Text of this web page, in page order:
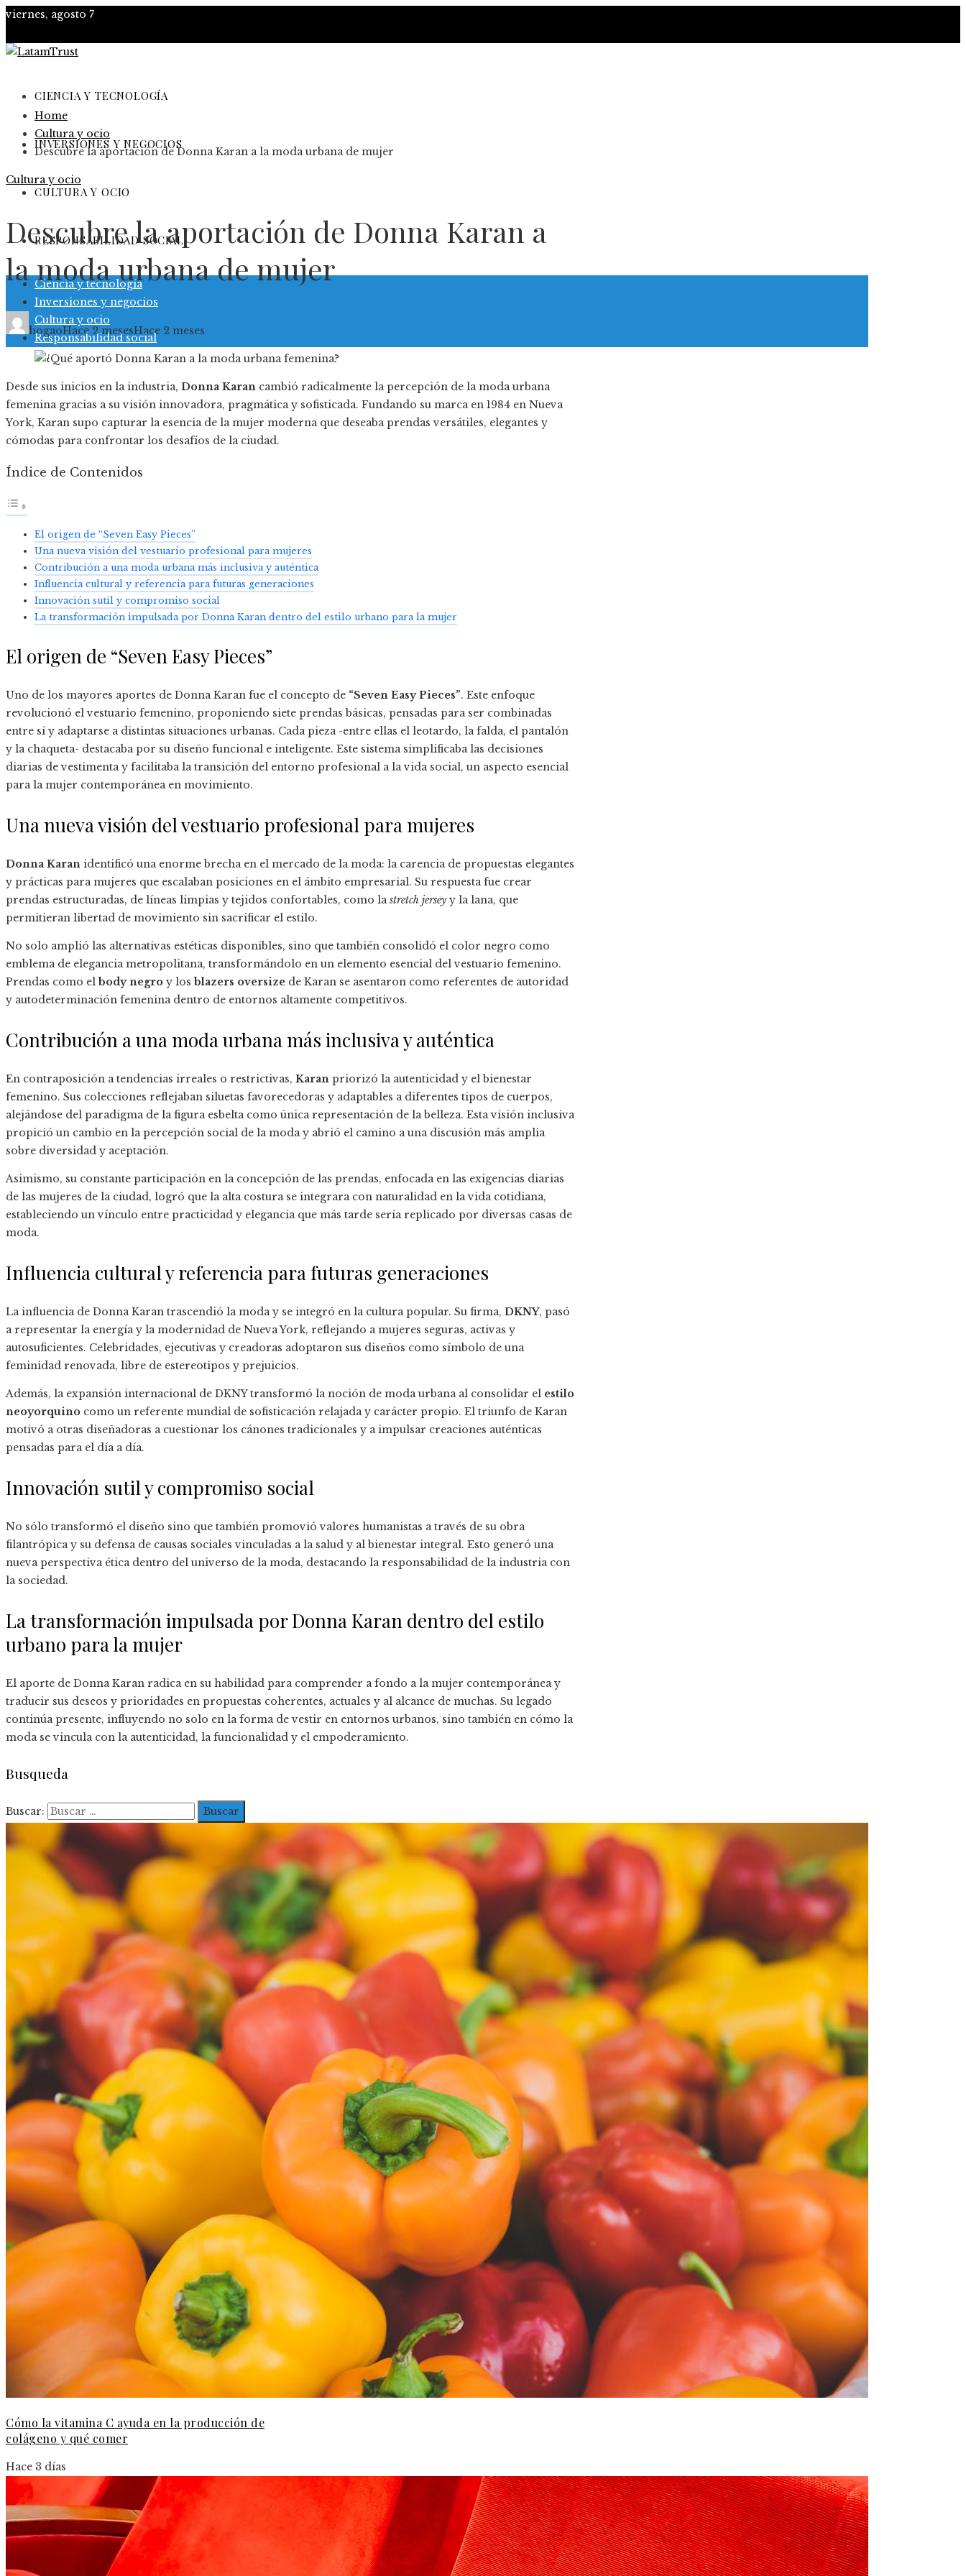
viernes, agosto 7
CIENCIA Y TECNOLOGÍA
INVERSIONES Y NEGOCIOS
CULTURA Y OCIO
RESPONSABILIDAD SOCIAL
Ciencia y tecnología
Inversiones y negocios
Cultura y ocio
Responsabilidad social
Home
Cultura y ocio
Descubre la aportación de Donna Karan a la moda urbana de mujer
Cultura y ocio
Descubre la aportación de Donna Karan a
la moda urbana de mujer
hogaoHace 2 mesesHace 2 meses
Desde sus inicios en la industria, Donna Karan cambió radicalmente la percepción de la moda urbana
femenina gracias a su visión innovadora, pragmática y sofisticada. Fundando su marca en 1984 en Nueva
York, Karan supo capturar la esencia de la mujer moderna que deseaba prendas versátiles, elegantes y
cómodas para confrontar los desafíos de la ciudad.
Índice de Contenidos
El origen de “Seven Easy Pieces”
Una nueva visión del vestuario profesional para mujeres
Contribución a una moda urbana más inclusiva y auténtica
Influencia cultural y referencia para futuras generaciones
Innovación sutil y compromiso social
La transformación impulsada por Donna Karan dentro del estilo urbano para la mujer
El origen de “Seven Easy Pieces”
Uno de los mayores aportes de Donna Karan fue el concepto de “Seven Easy Pieces”. Este enfoque
revolucionó el vestuario femenino, proponiendo siete prendas básicas, pensadas para ser combinadas
entre sí y adaptarse a distintas situaciones urbanas. Cada pieza -entre ellas el leotardo, la falda, el pantalón
y la chaqueta- destacaba por su diseño funcional e inteligente. Este sistema simplificaba las decisiones
diarias de vestimenta y facilitaba la transición del entorno profesional a la vida social, un aspecto esencial
para la mujer contemporánea en movimiento.
Una nueva visión del vestuario profesional para mujeres
Donna Karan identificó una enorme brecha en el mercado de la moda: la carencia de propuestas elegantes
y prácticas para mujeres que escalaban posiciones en el ámbito empresarial. Su respuesta fue crear
prendas estructuradas, de líneas limpias y tejidos confortables, como lastretch jersey y la lana, que
permitieran libertad de movimiento sin sacrificar el estilo.
No solo amplió las alternativas estéticas disponibles, sino que también consolidó el color negro como
emblema de elegancia metropolitana, transformándolo en un elemento esencial del vestuario femenino.
Prendas como el body negro y los blazers oversize de Karan se asentaron como referentes de autoridad
y autodeterminación femenina dentro de entornos altamente competitivos.
Contribución a una moda urbana más inclusiva y auténtica
En contraposición a tendencias irreales o restrictivas, Karan priorizó la autenticidad y el bienestar
femenino. Sus colecciones reflejaban siluetas favorecedoras y adaptables a diferentes tipos de cuerpos,
alejándose del paradigma de la figura esbelta como única representación de la belleza. Esta visión inclusiva
propició un cambio en la percepción social de la moda y abrió el camino a una discusión más amplia
sobre diversidad y aceptación.
Asimismo, su constante participación en la concepción de las prendas, enfocada en las exigencias diarias
de las mujeres de la ciudad, logró que la alta costura se integrara con naturalidad en la vida cotidiana,
estableciendo un vínculo entre practicidad y elegancia que más tarde sería replicado por diversas casas de
moda.
Influencia cultural y referencia para futuras generaciones
La influencia de Donna Karan trascendió la moda y se integró en la cultura popular. Su firma, DKNY, pasó
a representar la energía y la modernidad de Nueva York, reflejando a mujeres seguras, activas y
autosuficientes. Celebridades, ejecutivas y creadoras adoptaron sus diseños como símbolo de una
feminidad renovada, libre de estereotipos y prejuicios.
Además, la expansión internacional de DKNY transformó la noción de moda urbana al consolidar el estilo
neoyorquino como un referente mundial de sofisticación relajada y carácter propio. El triunfo de Karan
motivó a otras diseñadoras a cuestionar los cánones tradicionales y a impulsar creaciones auténticas
pensadas para el día a día.
Innovación sutil y compromiso social
No sólo transformó el diseño sino que también promovió valores humanistas a través de su obra
filantrópica y su defensa de causas sociales vinculadas a la salud y al bienestar integral. Esto generó una
nueva perspectiva ética dentro del universo de la moda, destacando la responsabilidad de la industria con
la sociedad.
La transformación impulsada por Donna Karan dentro del estilo
urbano para la mujer
El aporte de Donna Karan radica en su habilidad para comprender a fondo a la mujer contemporánea y
traducir sus deseos y prioridades en propuestas coherentes, actuales y al alcance de muchas. Su legado
continúa presente, influyendo no solo en la forma de vestir en entornos urbanos, sino también en cómo la
moda se vincula con la autenticidad, la funcionalidad y el empoderamiento.
Busqueda
Buscar:
Cómo la vitamina C ayuda en la producción de
colágeno y qué comer
Hace 3 días